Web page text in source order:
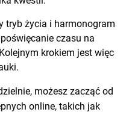
tryb życia i harmonogram
czasu na
krokiem jest więc
możesz zacząć od
online, takich jak